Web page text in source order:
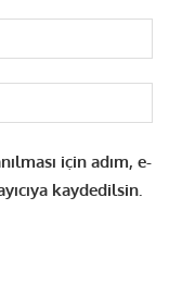
için adım, e-
kaydedilsin.